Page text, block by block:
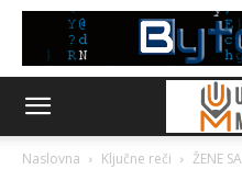
Naslovna Ključne reči ŽENE